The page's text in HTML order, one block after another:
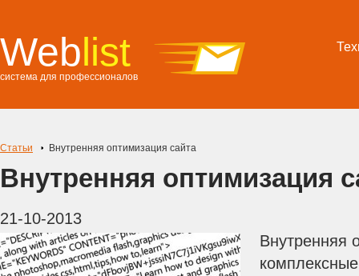
Weblist
система для профессионалов
Статьи Внутренняя оптимизация сайта
Внутренняя оптимизация
21-10-2013
Внутренняя